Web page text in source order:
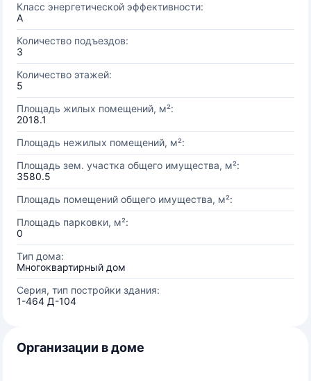
Класс энергетической эффективности:
A
Количество подъездов:
3
Количество этажей:
5
Площадь жилых помещений, м²:
2018.1
Площадь нежилых помещений, м²:
Площадь зем. участка общего имущества, м²:
3580.5
Площадь помещений общего имущества, м²:
Площадь парковки, м²:
0
Тип дома:
Многоквартирный дом
Серия, тип постройки здания:
1-464 Д-104
Организации в доме